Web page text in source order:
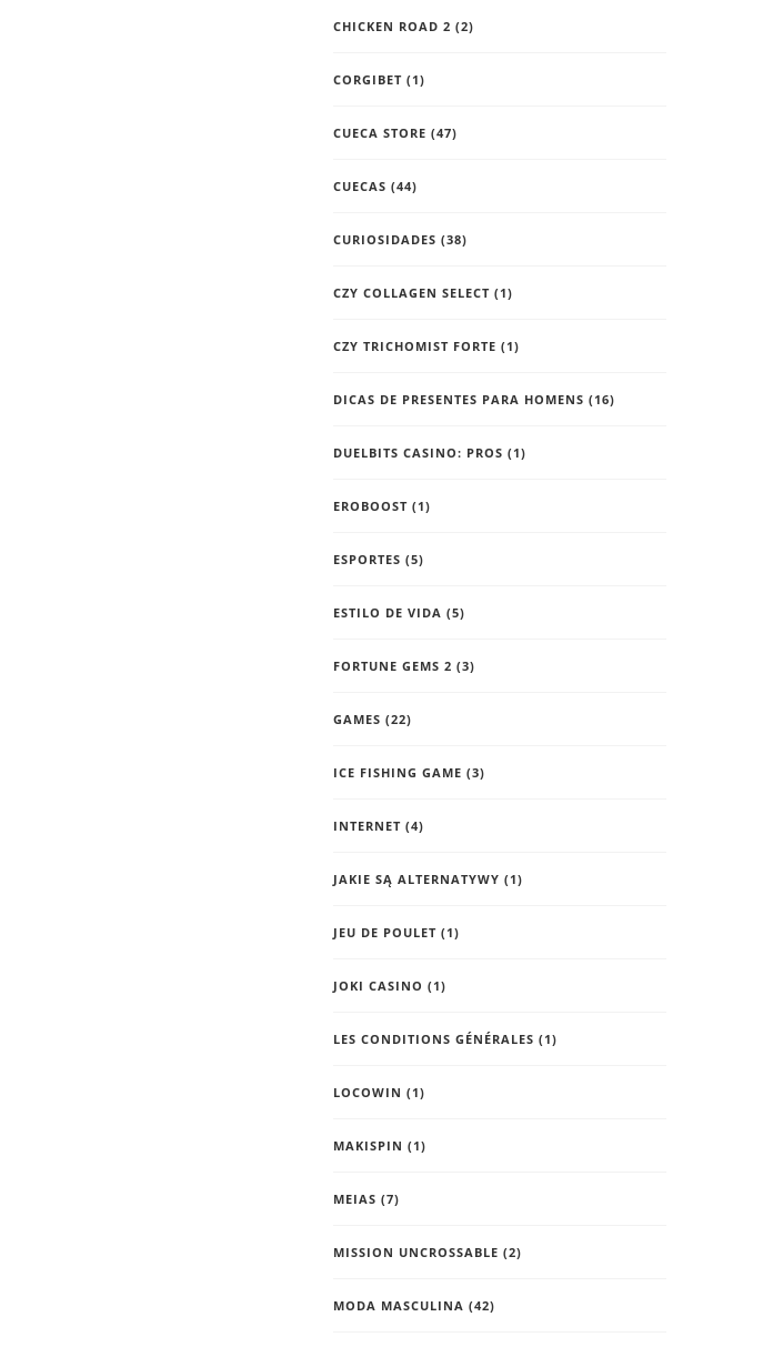
CHICKEN ROAD 2 (2)
CORGIBET (1)
CUECA STORE (47)
CUECAS (44)
CURIOSIDADES (38)
CZY COLLAGEN SELECT (1)
CZY TRICHOMIST FORTE (1)
DICAS DE PRESENTES PARA HOMENS (16)
DUELBITS CASINO: PROS (1)
EROBOOST (1)
ESPORTES (5)
ESTILO DE VIDA (5)
FORTUNE GEMS 2 (3)
GAMES (22)
ICE FISHING GAME (3)
INTERNET (4)
JAKIE SĄ ALTERNATYWY (1)
JEU DE POULET (1)
JOKI CASINO (1)
LES CONDITIONS GÉNÉRALES (1)
LOCOWIN (1)
MAKISPIN (1)
MEIAS (7)
MISSION UNCROSSABLE (2)
MODA MASCULINA (42)